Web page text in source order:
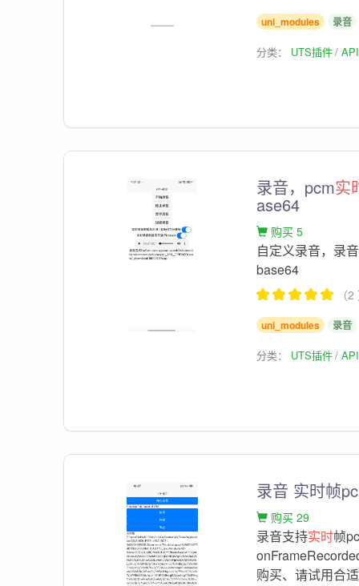
uni_modules 录音
分类： UTS插件
录音，pcm实
ase64
购买 5
自定义录音，录
base64
（
uni_modules 录音
分类： UTS插件
录音 实时帧
购买 29
录音支持实时帧
购买、请试用合